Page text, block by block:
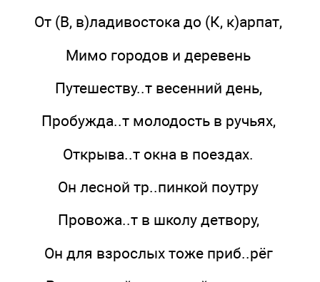
От (В, в)ладивостока до (К, к)арпат,
Мимо городов и деревень
Путешеству..т весенний день,
Пробужда..т молодость в ручьях,
Открыва..т окна в поездах.
Он лесной тр..пинкой поутру
Провожа..т в школу детвору,
Он для взрослых тоже приб..рёг